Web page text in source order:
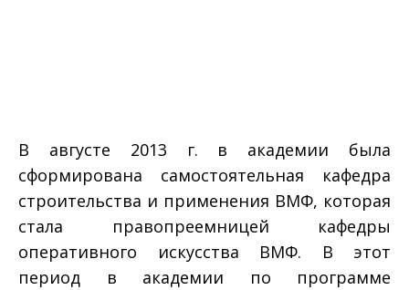
В августе 2013 г. в академии была
сформирована самостоятельная кафедра
строительства и применения ВМФ, которая
стала правопреемницей кафедры
оперативного искусства ВМФ. В этот
период в академии по программе